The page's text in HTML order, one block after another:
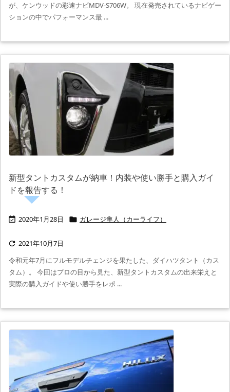
が、ケンウッドの彩速ナビMDV-S706W。 現在発売されているナビゲー
ションの中でパフォーマンス最 ...
新型タントカスタムが納車！内装や使い勝手と購入ガイ
ドを報告する！
 2020年1月28日  ガレージ隼人（カーライフ）
 2021年10月7日
令和元年7月にフルモデルチェンジを果たした、ダイハツタント（カス
タム）。 今回はプロの目から見た、新型タントカスタムの出来栄えと
実際の購入ガイドや使い勝手をレポ ...